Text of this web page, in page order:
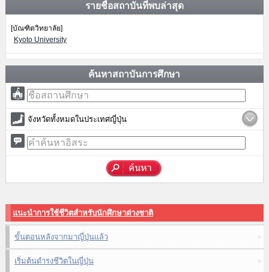
รายชื่อสถาบันที่พบล่าสุด
[บัณฑิตวิทยาลัย]
Kyoto University
ค้นหาสถาบันการศึกษา
จังหวัดทั้งหมดในประเทศญี่ปุ่น
แนะนำการใช้ชีวิตสำหรับนักศึกษาต่างชาติ
ขั้นตอนหลังจากมาญี่ปุ่นแล้ว
เริ่มต้นดำรงชีวิตในญี่ปุ่น